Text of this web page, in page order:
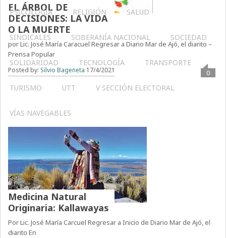
PSICOLOGÍA RELIGIÓN SALUD
SINDICALES SOBERANÍA NACIONAL SOCIEDAD
SOLIDARIDAD TECNOLOGÍA TRANSPORTE
TURISMO UTT V SECCIÓN ELECTORAL
VÍAS NAVEGABLES
EL ÁRBOL DE
DECISIONES: LA VIDA
O LA MUERTE
por Lic. José María Caracuel Regresar a Diario Mar de Ajó, el diarito –
Prensa Popular
Posted by: Silvio Bageneta 17/4/2021 0
Medicina Natural
Originaria: Kallawayas
Por Lic. José María Carcuel Regresar a Inicio de Diario Mar de Ajó, el
diarito En